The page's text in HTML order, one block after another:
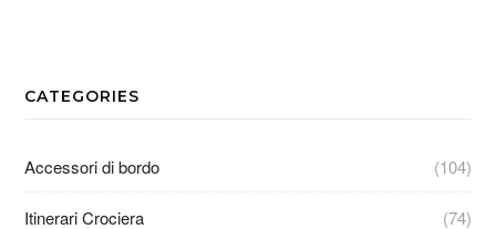
CATEGORIES
Accessori di bordo (104)
Itinerari Crociera (74)